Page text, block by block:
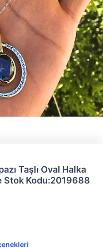
Taşlı Oval Halka
Stok Kodu:2019688